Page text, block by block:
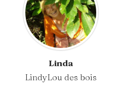
Linda
LindyLou des bois